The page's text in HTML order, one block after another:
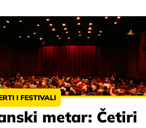
I FESTIVALI
metar: Četiri